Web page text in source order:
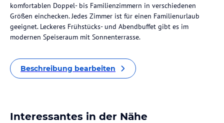
komfortablen Doppel- bis Familienzimmern in verschiedenen
Größen einchecken. Jedes Zimmer ist für einen Familienurlaub
geeignet. Leckeres Frühstücks- und Abendbuffet gibt es im
modernen Speiseraum mit Sonnenterrasse.
Beschreibung bearbeiten
Interessantes in der Nähe